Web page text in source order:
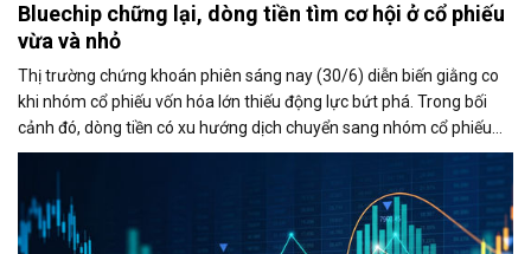
Bluechip chững lại, dòng tiền tìm cơ hội ở cổ phiếu
vừa và nhỏ
Thị trường chứng khoán phiên sáng nay (30/6) diễn biến giằng co
khi nhóm cổ phiếu vốn hóa lớn thiếu động lực bứt phá. Trong bối
cảnh đó, dòng tiền có xu hướng dịch chuyển sang nhóm cổ phiếu
vừa và nhỏ, đặc biệt là nhóm chứng khoán, giúp thanh khoản thị
trường duy trì ở mức cao và VN-Index vẫn giữ được sắc xanh.